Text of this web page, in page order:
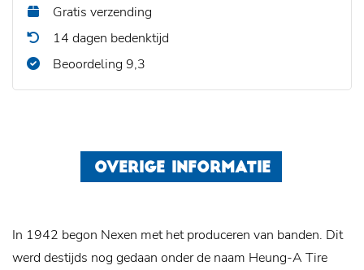
Gratis verzending
14 dagen bedenktijd
Beoordeling 9,3
OVERIGE INFORMATIE
In 1942 begon Nexen met het produceren van banden. Dit
werd destijds nog gedaan onder de naam Heung-A Tire